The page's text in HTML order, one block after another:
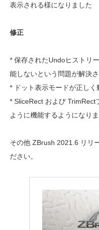
表示される様になりました
修正
* 保存されたUndoヒストリ
能しないという問題が解決
* ドット表示モードが正し
* SliceRect および TrimRect
ように機能するようになり
その他 ZBrush 2021.6 リリ
ださい。